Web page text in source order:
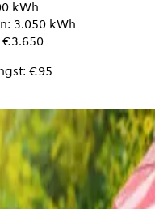
kWh
3.050 kWh
€3.650
€95